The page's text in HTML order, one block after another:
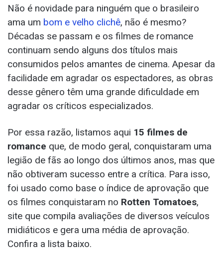
Não é novidade para ninguém que o brasileiro
ama um bom e velho clichê, não é mesmo?
Décadas se passam e os filmes de romance
continuam sendo alguns dos títulos mais
consumidos pelos amantes de cinema. Apesar da
facilidade em agradar os espectadores, as obras
desse gênero têm uma grande dificuldade em
agradar os críticos especializados.
Por essa razão, listamos aqui 15 filmes de
romance que, de modo geral, conquistaram uma
legião de fãs ao longo dos últimos anos, mas que
não obtiveram sucesso entre a crítica. Para isso,
foi usado como base o índice de aprovação que
os filmes conquistaram no Rotten Tomatoes,
site que compila avaliações de diversos veículos
midiáticos e gera uma média de aprovação.
Confira a lista baixo.